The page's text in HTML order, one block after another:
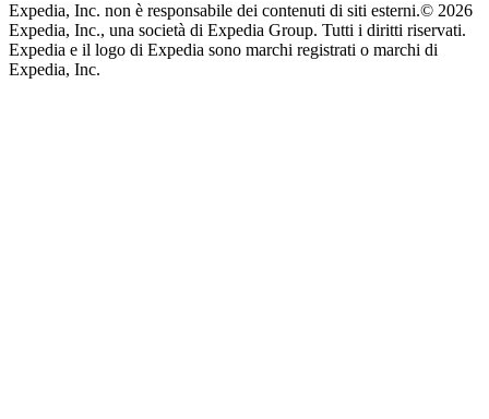
Expedia, Inc. non è responsabile dei contenuti di siti esterni.© 2026
Expedia, Inc., una società di Expedia Group. Tutti i diritti riservati.
Expedia e il logo di Expedia sono marchi registrati o marchi di
Expedia, Inc.